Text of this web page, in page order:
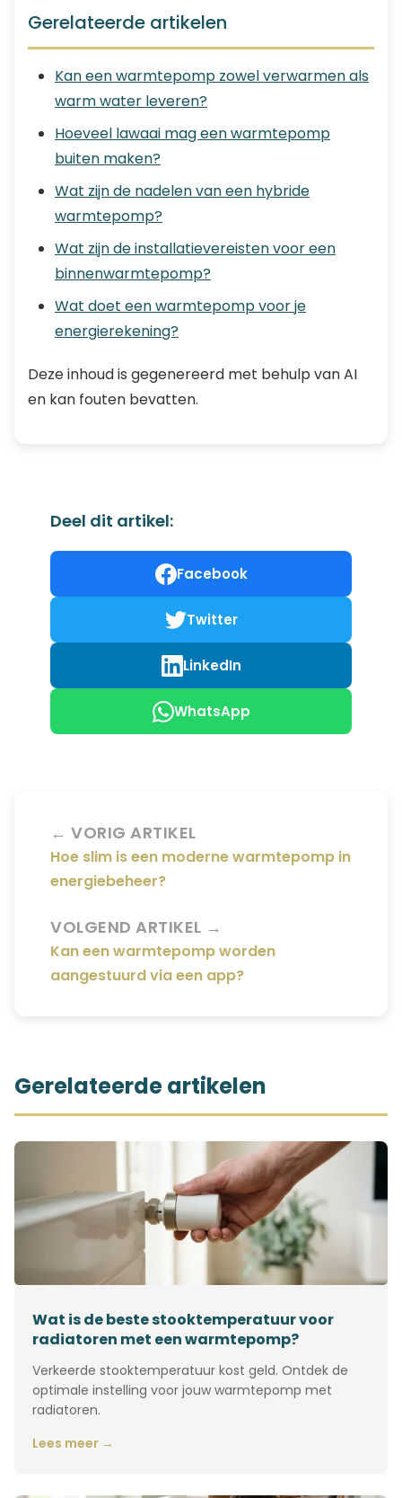
Gerelateerde artikelen
Kan een warmtepomp zowel verwarmen als
warm water leveren?
Hoeveel lawaai mag een warmtepomp
buiten maken?
Wat zijn de nadelen van een hybride
warmtepomp?
Wat zijn de installatievereisten voor een
binnenwarmtepomp?
Wat doet een warmtepomp voor je
energierekening?
Deze inhoud is gegenereerd met behulp van AI
en kan fouten bevatten.
Deel dit artikel:
Facebook
Twitter
LinkedIn
WhatsApp
← VORIG ARTIKEL
Hoe slim is een moderne warmtepomp in
energiebeheer?
VOLGEND ARTIKEL →
Kan een warmtepomp worden
aangestuurd via een app?
Gerelateerde artikelen
Wat is de beste stooktemperatuur voor
radiatoren met een warmtepomp?
Verkeerde stooktemperatuur kost geld. Ontdek de
optimale instelling voor jouw warmtepomp met
radiatoren.
Lees meer →